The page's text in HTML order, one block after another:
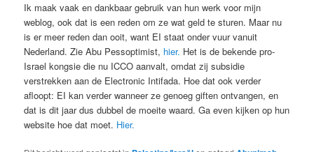
Ik maak vaak en dankbaar gebruik van hun werk voor mijn
weblog, ook dat is een reden om ze wat geld te sturen. Maar nu
is er meer reden dan ooit, want EI staat onder vuur vanuit
Nederland. Zie Abu Pessoptimist, hier. Het is de bekende pro-
Israel kongsie die nu ICCO aanvalt, omdat zij subsidie
verstrekken aan de Electronic Intifada. Hoe dat ook verder
afloopt: EI kan verder wanneer ze genoeg giften ontvangen, en
dat is dit jaar dus dubbel de moeite waard. Ga even kijken op hun
website hoe dat moet. Hier.